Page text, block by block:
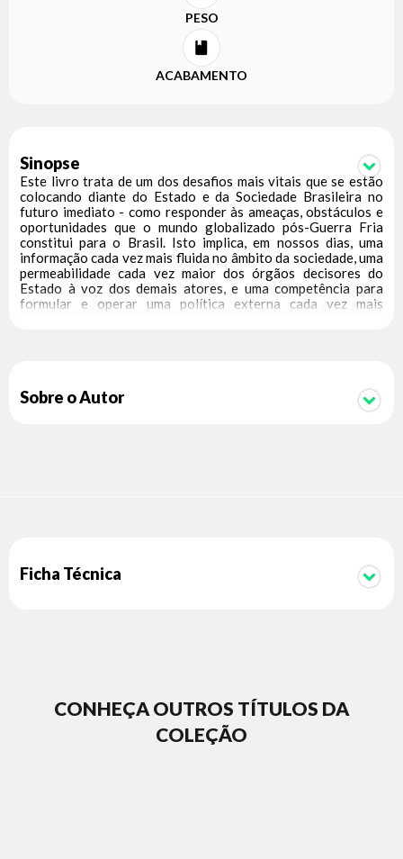
PESO
ACABAMENTO
Sinopse
Este livro trata de um dos desafios mais vitais que se estão
colocando diante do Estado e da Sociedade Brasileira no
futuro imediato - como responder às ameaças, obstáculos e
oportunidades que o mundo globalizado pós-Guerra Fria
constitui para o Brasil. Isto implica, em nossos dias, uma
informação cada vez mais fluida no âmbito da sociedade, uma
permeabilidade cada vez maior dos órgãos decisores do
Estado à voz dos demais atores, e uma competência para
formular e operar uma política externa cada vez mais
temas, os atores governamentais e não-governamentais, as
personalidades da diplomacia e de outros setores da alta
Sobre o Autor
Ficha Técnica
CONHEÇA OUTROS TÍTULOS DA
COLEÇÃO